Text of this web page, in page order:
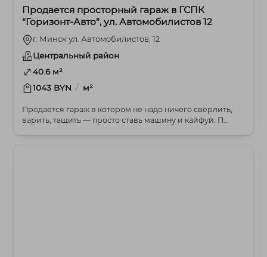
Продается просторный гараж в ГСПК
“Горизонт-Авто”, ул. Автомобилистов 12
г. Минск ул. Автомобилистов, 12
Центральный район
40.6 м²
1043 BYN / м²
Продается гараж в котором не надо ничего сверлить,
варить, тащить — просто ставь машину и кайфуй. П...